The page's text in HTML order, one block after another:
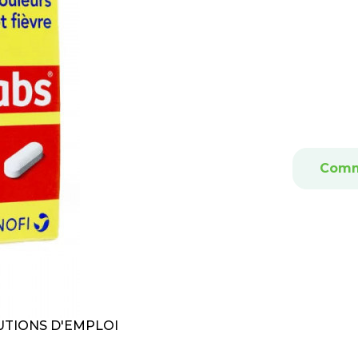
D'EMPLOI